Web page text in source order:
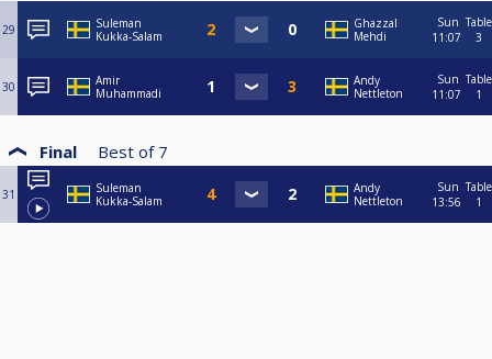
29
Suleman
Kukka-Salam
Ghazzal
Mehdi
Sun
11:07
Table
3
30
Amir
Muhammadi
Andy
Nettleton
Sun
11:07
Table
1
Final Best of 7
31
Suleman
Kukka-Salam
Andy
Nettleton
Sun
13:56
Table
1